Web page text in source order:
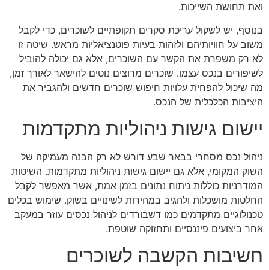
ואת תחושת השייכות.
בנוסף, יש לשקול עריכת סקרים תקופתיים לשוכרים, כדי לקבל
משוב על חוויותיהם ולזהות בעיות פוטנציאליות מראש. שיטה זו
לא רק משפרת את הקשר עם השוכרים, אלא גם יכולה להוביל
לשיפורים בנכס עצמו. שוכרים מרוצים נוטים להישאר לאורך זמן,
מה שיכול להפחית עלויות חיפוש שוכרים חדשים ולהגביר את
היציבות הכלכלית של הנכס.
יישום גישות ניהוליות מתקדמות
ניהול נכס מסחרי בבאר שבע דורש לא רק הבנה מעמיקה של
השוק המקומי, אלא גם יישום גישות ניהוליות מתקדמות. השיטות
המודרניות כוללות ניתוח נתונים בזמן אמת, אשר מאפשר לקבל
החלטות מושכלות ולהגיב במהירות לשינויים בשוק. שימוש בכלים
טכנולוגיים מתקדמים כמו דשבורדים לניהול נכסים עוזר במעקב
אחר ביצועים פיננסיים ותחזוקה שוטפת.
חשיבות הקשבה לשוכרים